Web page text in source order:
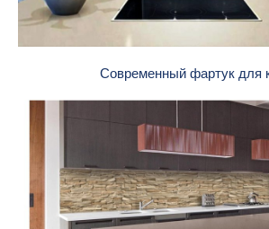
Современный фартук для